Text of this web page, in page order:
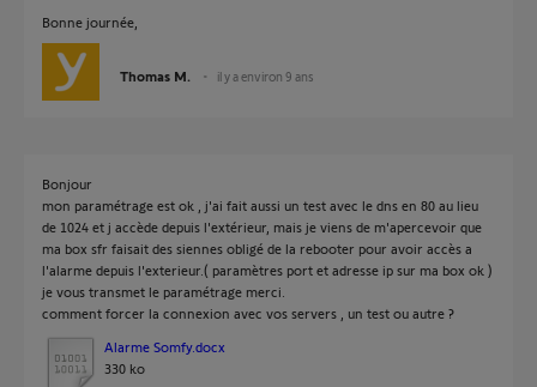
Bonne journée,
Thomas M. il y a environ 9 ans
Bonjour
mon paramétrage est ok , j'ai fait aussi un test avec le dns en 80 au lieu
de 1024 et j accède depuis l'extérieur, mais je viens de m'apercevoir que
ma box sfr faisait des siennes obligé de la rebooter pour avoir accès a
l'alarme depuis l'exterieur.( paramètres port et adresse ip sur ma box ok )
je vous transmet le paramétrage merci.
comment forcer la connexion avec vos servers , un test ou autre ?
Alarme Somfy.docx
330 ko